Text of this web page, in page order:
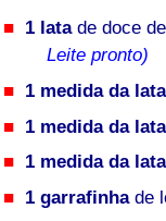
1 latade doce
Leite pronto)
1 medida da lata
1 medida da lata
1 medida da lata
1 garrafinhade